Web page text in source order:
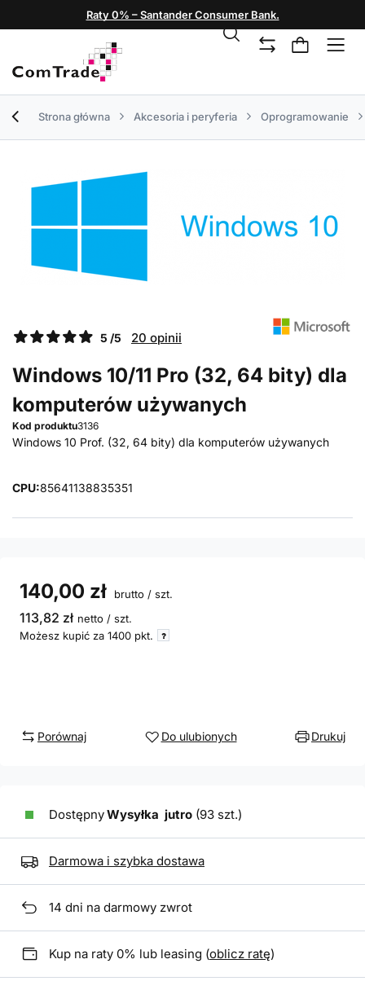
Raty 0% – Santander Consumer Bank.
Strona główna Akcesoria i peryferia Oprogramowanie
5 /5 20 opinii
Windows 10/11 Pro (32, 64 bity) dla
komputerów używanych
Kod produktu3136
Windows 10 Prof. (32, 64 bity) dla komputerów używanych
CPU:85641138835351
140,00 zł brutto / szt.
113,82 zł netto / szt.
Możesz kupić za 1400 pkt.
Porównaj Do ulubionych Drukuj
DostępnyWysyłka jutro (93 szt.)
Darmowa i szybka dostawa
14 dni na darmowy zwrot
Kup na raty 0% lub leasing (oblicz ratę)